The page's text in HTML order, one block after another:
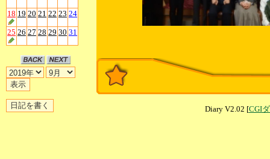
18 19 20 21 22 23 24
25 26 27 28 29 30 31
Diary V2.02 [CGI